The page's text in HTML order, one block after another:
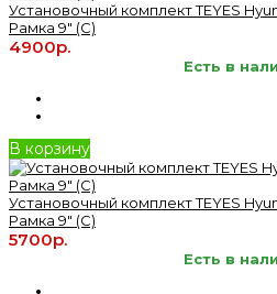
Установочный комплект TEYES
Рамка 9" (C)
4900р.
Есть в
В корзину
Установочный комплект TEYES
Рамка 9" (C)
5700р.
Есть в